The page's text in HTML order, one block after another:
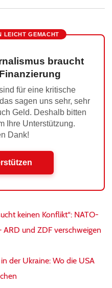
LEICHT GEMACHT
braucht
für eine kritische
sagen uns sehr, sehr
Geld. Deshalb bitten
Ihre Unterstützung.
Dank!
keinen Konflikt“: NATO-
und ZDF verschweigen
der Ukraine: Wo die USA